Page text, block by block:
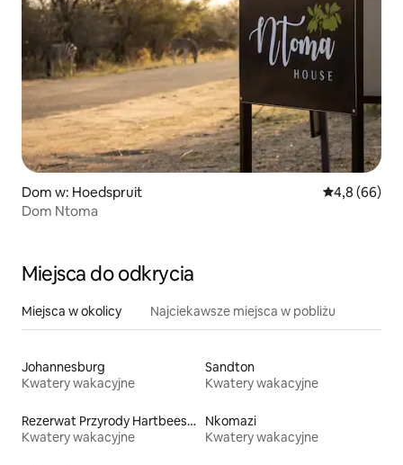
Dom w: Hoedspruit Średnia
4,8 (66)
Dom Ntoma
Miejsca do odkrycia
Miejsca w okolicy Najciekawsze miejsca w pobliżu
Johannesburg
Kwatery wakacyjne
Sandton
Kwatery wakacyjne
Rezerwat Przyrody Hartbeespoort Dam
Kwatery wakacyjne
Nkomazi
Kwatery wakacyjne